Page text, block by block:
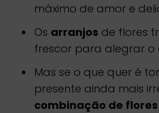
máximo de amor e
Os arranjos de flores
frescor para alegrar o
Mas se o que quer é
presente ainda mais
combinação de